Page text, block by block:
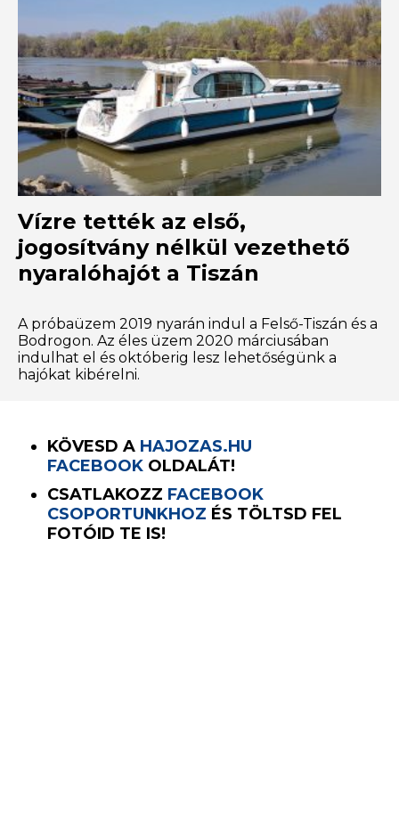
Vízre tették az első,
jogosítvány nélkül vezethető
nyaralóhajót a Tiszán
A próbaüzem 2019 nyarán indul a Felső-Tiszán és a
Bodrogon. Az éles üzem 2020 márciusában
indulhat el és októberig lesz lehetőségünk a
hajókat kibérelni.
KÖVESD A HAJOZAS.HU
FACEBOOK OLDALÁT!
CSATLAKOZZ FACEBOOK
CSOPORTUNKHOZ ÉS TÖLTSD FEL
FOTÓID TE IS!